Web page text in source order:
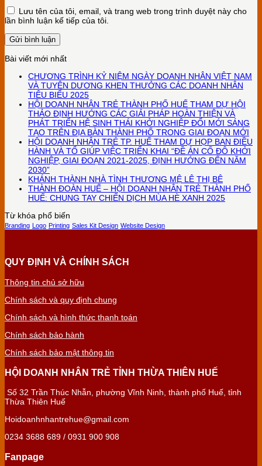
Lưu tên của tôi, email, và trang web trong trình duyệt này cho
lần bình luận kế tiếp của tôi.
Bài viết mới nhất
CHƯƠNG TRÌNH KỶ NIỆM NGÀY DOANH NHÂN VIỆT NAM
VÀ TUYÊN DƯƠNG KHEN THƯỞNG CÁC DOANH NHÂN
TIÊU BIỂU 2025
HỘI DOANH NHÂN TRẺ THÀNH PHỐ HUẾ THAM DỰ HỘI
THẢO ĐỊNH HƯỚNG CÁC GIẢI PHÁP HOÀN THIỆN VÀ
PHÁT TRIỂN HỆ SINH THÁI KHỞI NGHIỆP ĐỔI MỚI SÁNG
TẠO TRÊN ĐỊA BÀN THÀNH PHỐ TRONG GIAI ĐOẠN MỚI
HỘI DOANH NHÂN TRẺ TP. HUẾ THAM DỰ HỌP BAN ĐIỀU
HÀNH VÀ TỔ GIÚP VIỆC TRIỂN KHAI “ĐỀ ÁN CỐ ĐÔ KHỞI
NGHIỆP, GIAI ĐOẠN 2021-2025, ĐỊNH HƯỚNG ĐẾN NĂM
2030”
KHÁNH THÀNH NHÀ TÌNH THƯƠNG MỆ LÊ THỊ BÊ
THÀNH ĐOÀN HUẾ – HỘI DOANH NHÂN TRẺ THÀNH PHỐ
HUẾ: CHUNG TAY CHIẾN DỊCH MÙA HÈ XANH 2025
Từ khóa phổ biến
Branding Logo Printing Sales Kit Design Website Design
QUY ĐỊNH VÀ CHÍNH SÁCH
Thông tin chủ sở hữu
Chính sách và quy định chung
Chính sách và hình thức thanh toán
Chính sách bảo hành
Chính sách bảo mật thông tin
HỘI DOANH NHÂN TRẺ TỈNH THỪA THIÊN HUẾ
Số 32 Trần Thúc Nhẫn, phường Vĩnh Ninh, thành phố Huế, tỉnh
Thừa Thiên Huế
Hoidoanhnhantrehue@gmail.com
0234 3688 689 / 0931 900 908
Fanpage